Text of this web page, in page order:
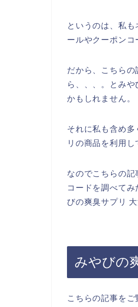
というのは、私
ールやクーポンコ
だから、こちら
ら、、、。とみ
かもしれません。
それに私も含め
リの商品を利用
なのでこちらの
コードを調べて
びの爽臭サプリ
みやびの
こちらの記事を